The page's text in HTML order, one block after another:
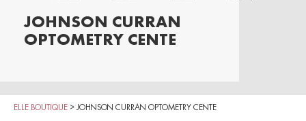
JOHNSON CURRAN
OPTOMETRY CENTE
ELLE BOUTIQUE >JOHNSON CURRAN OPTOMETRY CENTE